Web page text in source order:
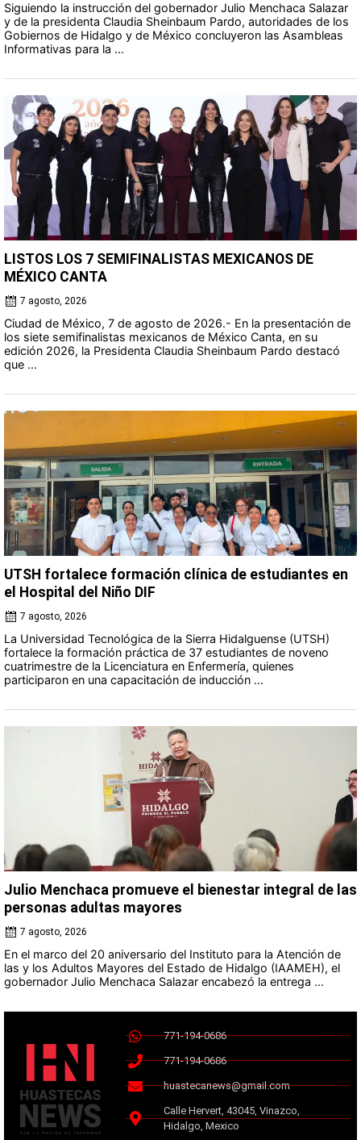
Siguiendo la instrucción del gobernador Julio Menchaca Salazar
y de la presidenta Claudia Sheinbaum Pardo, autoridades de los
Gobiernos de Hidalgo y de México concluyeron las Asambleas
Informativas para la ...
LISTOS LOS 7 SEMIFINALISTAS MEXICANOS DE
MÉXICO CANTA
7 agosto, 2026
Ciudad de México, 7 de agosto de 2026.- En la presentación de
los siete semifinalistas mexicanos de México Canta, en su
edición 2026, la Presidenta Claudia Sheinbaum Pardo destacó
que ...
UTSH fortalece formación clínica de estudiantes en
el Hospital del Niño DIF
7 agosto, 2026
La Universidad Tecnológica de la Sierra Hidalguense (UTSH)
fortalece la formación práctica de 37 estudiantes de noveno
cuatrimestre de la Licenciatura en Enfermería, quienes
participaron en una capacitación de inducción ...
Julio Menchaca promueve el bienestar integral de las
personas adultas mayores
7 agosto, 2026
En el marco del 20 aniversario del Instituto para la Atención de
las y los Adultos Mayores del Estado de Hidalgo (IAAMEH), el
gobernador Julio Menchaca Salazar encabezó la entrega ...
771-194-0686
771-194-0686
huastecanews@gmail.com
Calle Hervert, 43045, Vinazco,
Hidalgo, Mexico